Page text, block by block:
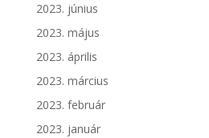
2023. június
2023. május
2023. április
2023. március
2023. február
2023. január